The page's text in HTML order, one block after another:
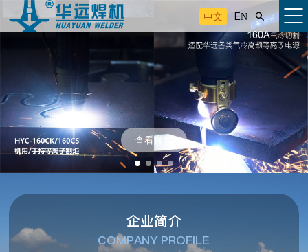
中文 EN 
查看详情
企业简介
COMPANY PROFILE